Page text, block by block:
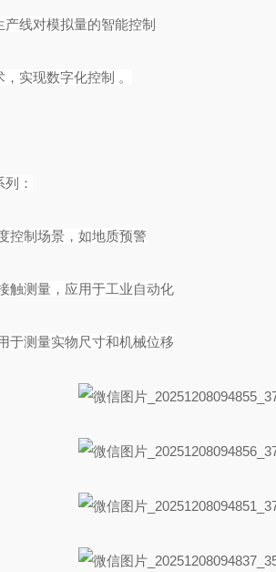
产线对模拟量的智能控制
，实现数字化控制 。
：
控制场景，如地质预警
触测量，应用于工业自动化
于测量实物尺寸和机械位移